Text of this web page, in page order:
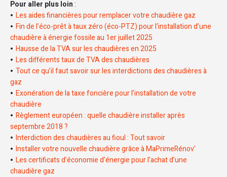
Pour aller plus loin:
Les aides financières pour remplacer votre chaudière gaz
Fin de l’éco-prêt à taux zéro (éco-PTZ) pour l’installation d’une
chaudière à énergie fossile au 1er juillet 2025
Hausse de la TVA sur les chaudières en 2025
Les différents taux de TVA des chaudières
Tout ce qu’il faut savoir sur les interdictions des chaudières à
gaz
Exonération de la taxe foncière pour l’installation de votre
chaudière
Règlement européen : quelle chaudière installer après
septembre 2018 ?
Interdiction des chaudières au fioul : Tout savoir
Installer votre nouvelle chaudière grâce à MaPrimeRénov’
Les certificats d’économie d’énergie pour l’achat d’une
chaudière gaz